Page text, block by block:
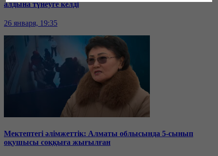
алдына түнеуге келді
26 января, 19:35
Мектептегі әлімжеттік: Алматы облысында 5-сынып
оқушысы соққыға жығылған